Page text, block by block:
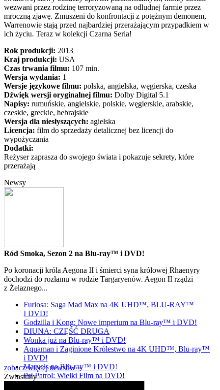
wezwani przez rodzinę terroryzowaną na odludnej farmie przez
mroczną zjawę. Zmuszeni do konfrontacji z potężnym demonem,
Warrenowie stają przed najbardziej przerażającym przypadkiem w
ich życiu. Teraz w kolekcji Czarna Seria!
Rok produkcji: 2013
Kraj produkcji: USA
Czas trwania filmu: 107 min.
Wersja wydania: 1
Wersje językowe filmu: polska, angielska, węgierska, czeska
Dźwięk wersji oryginalnej filmu: Dolby Digital 5.1
Napisy: rumuńskie, angielskie, polskie, węgierskie, arabskie,
czeskie, greckie, hebrajskie
Wersja dla niesłyszących: agielska
Licencja: film do sprzedaży detalicznej bez licencji do
wypożyczania
Dodatki:
Reżyser zaprasza do swojego świata i pokazuje sekrety, które
przerażają
Newsy
Ród Smoka, Sezon 2 na Blu-ray™ i DVD!
Po koronacji króla Aegona II i śmierci syna królowej Rhaenyry
dochodzi do rozłamu w rodzie Targaryenów. Aegon II rządzi
z Żelaznego...
Furiosa: Saga Mad Max na 4K UHD™, BLU-RAY™
I DVD!
Godzilla i Kong: Nowe imperium na Blu-ray™ i DVD!
DIUNA: CZĘŚĆ DRUGA
Wonka już na Blu-ray™ i DVD!
Aquaman i Zaginione Królestwo na 4K UHD™, Blu-ray™
i DVD!
Marvels na Blu-ray™ i DVD!
Psi Patrol: Wielki Film na DVD!
zobacz więcej newsów »
Zwiastuny